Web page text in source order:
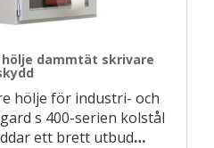
dammtät skrivare
hölje för industri- och
s 400-serien kolstål
ett brett utbud…